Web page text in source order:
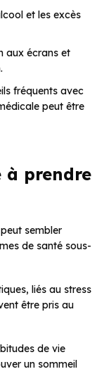
et les excès
aux écrans et
fréquents avec
peut être
à prendre
sembler
de santé sous-
liés au stress
être pris au
de vie
un sommeil